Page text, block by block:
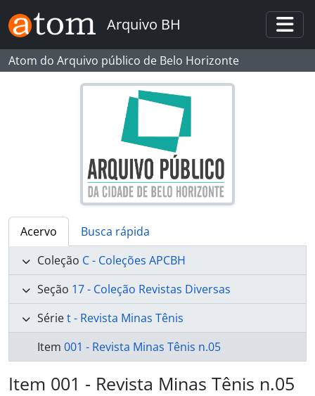
Skip to main content
Arquivo BH
Atom do Arquivo público de Belo Horizonte
Acervo
Busca rápida
Coleção C - Coleções APCBH
Seção 17 - Coleção Revistas Diversas
Sériet - Revista Minas Tênis
Item 001 - Revista Minas Tênis n.05
Item 001 - Revista Minas Tênis n.05